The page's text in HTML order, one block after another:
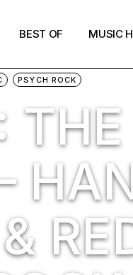
BEST OF MUSIC
PSYCH ROCK